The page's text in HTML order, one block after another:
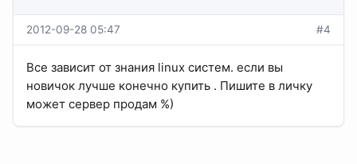
2012-09-28 05:47 #4
Все зависит от знания linux систем. если вы
новичок лучше конечно купить . Пишите в личку
может сервер продам %)